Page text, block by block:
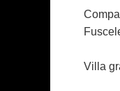
Villa